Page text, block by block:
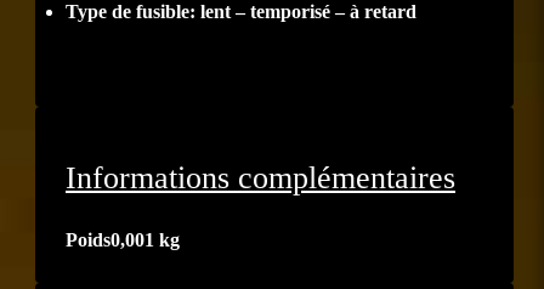
Type de fusible: lent – temporisé – à retard
Informations complémentaires
Poids0,001 kg